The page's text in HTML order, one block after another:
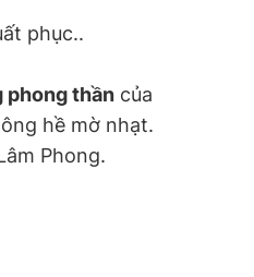
phục..
phong thần của
hề mờ nhạt.
Phong.